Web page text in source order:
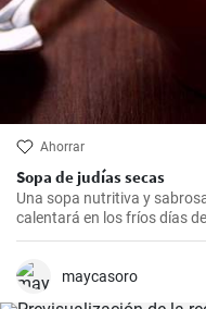
Ahorrar
Sopa de judías secas
Una sopa nutritiva y
calentará en los fríos días
también tiene patatas,
maycasoro